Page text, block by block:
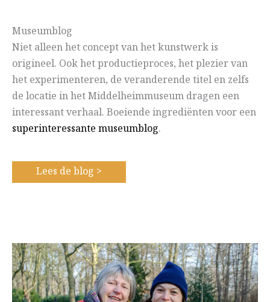
Museumblog
Niet alleen het concept van het kunstwerk is
origineel. Ook het productieproces, het plezier van
het experimenteren, de veranderende titel en zelfs
de locatie in het Middelheimmuseum dragen een
interessant verhaal. Boeiende ingrediënten voor een
superinteressante museumblog.
Lees de blog >